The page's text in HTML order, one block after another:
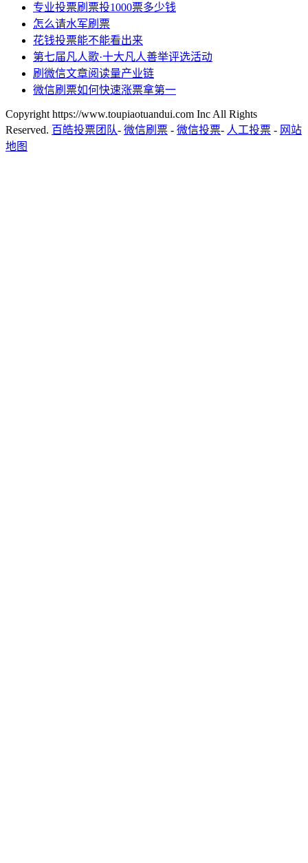
专业投票刷票投1000票多少钱
怎么请水军刷票
花钱投票能不能看出来
第七届凡人歌·十大凡人善举评选活动
刷微信文章阅读量产业链
微信刷票如何快速涨票拿第一
Copyright https://www.toupiaotuandui.com Inc All Rights
Reserved. 百皓投票团队- 微信刷票 - 微信投票- 人工投票 - 网站
地图